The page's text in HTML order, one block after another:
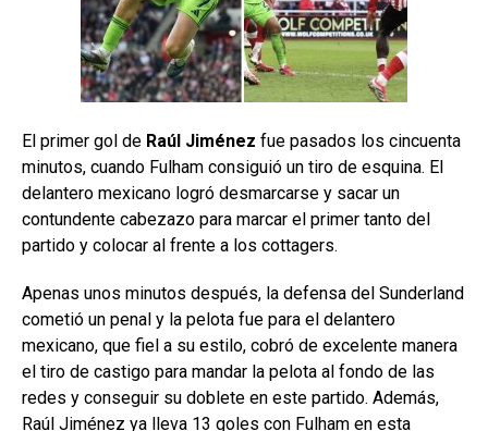
El primer gol de Raúl Jiménez fue pasados los cincuenta
minutos, cuando Fulham consiguió un tiro de esquina. El
delantero mexicano logró desmarcarse y sacar un
contundente cabezazo para marcar el primer tanto del
partido y colocar al frente a los cottagers.
Apenas unos minutos después, la defensa del Sunderland
cometió un penal y la pelota fue para el delantero
mexicano, que fiel a su estilo, cobró de excelente manera
el tiro de castigo para mandar la pelota al fondo de las
redes y conseguir su doblete en este partido. Además,
Raúl Jiménez ya lleva 13 goles con Fulham en esta